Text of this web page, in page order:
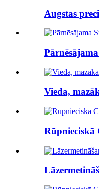
Augstas
Vieda,
Rūpnieciskā